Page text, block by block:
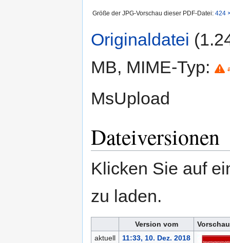
Größe der JPG-Vorschau dieser PDF-Datei: 424
Originaldatei
MB, MIME-Typ:
MsUpload
Dateiversionen
Klicken Sie auf
zu laden.
Version vom
aktuell
11:33, 10. Dez. 2018